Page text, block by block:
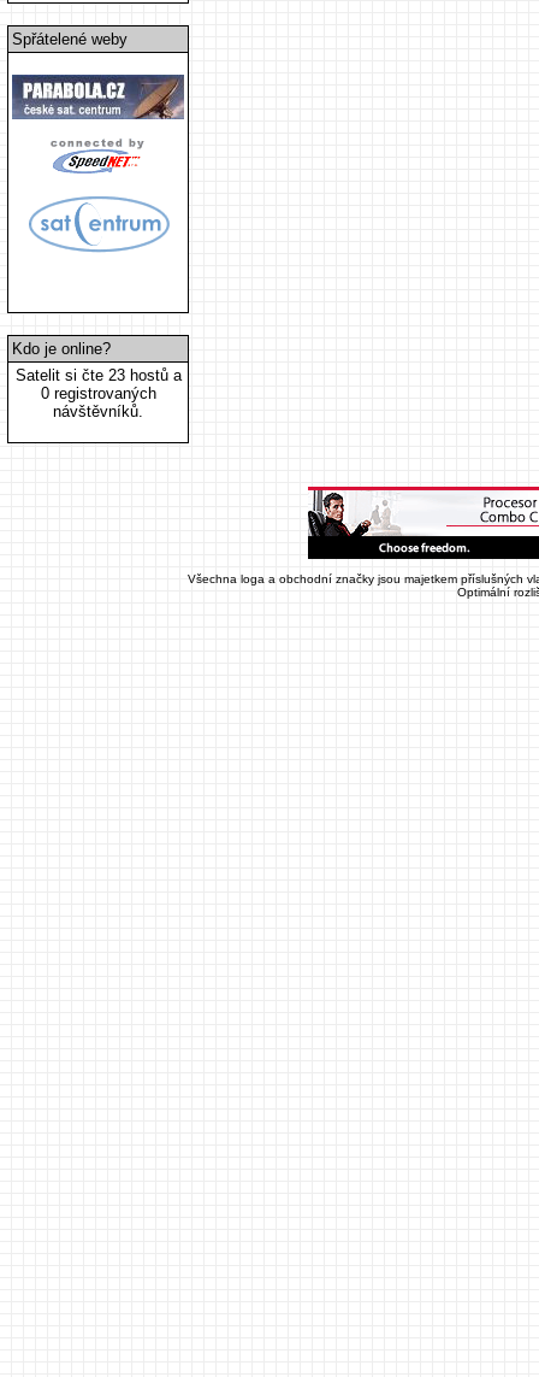
Spřátelené weby
Kdo je online?
Satelit si čte 23 hostů a
0 registrovaných
návštěvníků.
Všechna loga a obchodní značky jsou majetkem příslušných
Optimální